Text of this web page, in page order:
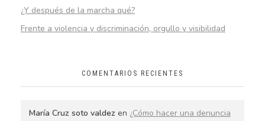
¿Y después de la marcha qué?
Frente a violencia y discriminación, orgullo y visibilidad
COMENTARIOS RECIENTES
María Cruz soto valdez en ¿Cómo hacer una denuncia